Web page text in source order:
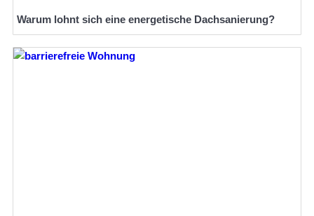
Warum lohnt sich eine energetische Dachsanierung?